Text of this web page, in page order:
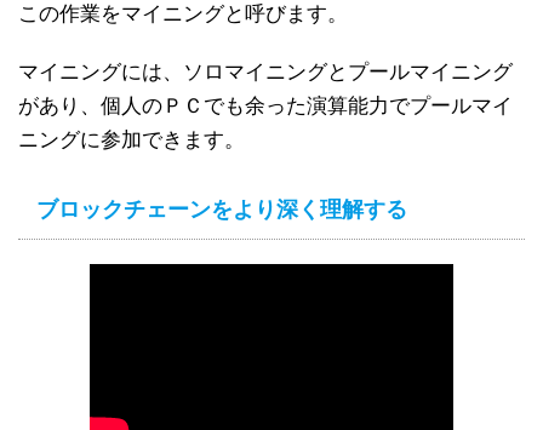
この作業をマイニングと呼びます。
マイニングには、ソロマイニングとプールマイニング
があり、個人のＰＣでも余った演算能力でプールマイ
ニングに参加できます。
ブロックチェーンをより深く理解する